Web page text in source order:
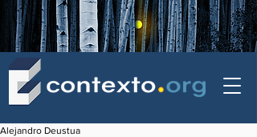
Alejandro Deustua